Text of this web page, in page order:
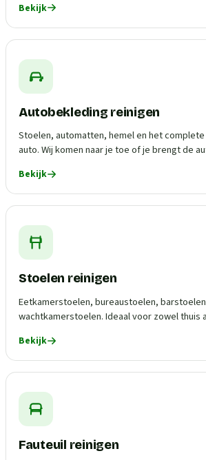
Bekijk
Autobekleding reinigen
Stoelen, automatten, hemel en het
auto. Wij komen naar je toe of je brengt de
Bekijk
Stoelen reinigen
Eetkamerstoelen, bureaustoelen,
wachtkamerstoelen. Ideaal voor zowel thuis
Bekijk
Fauteuil reinigen